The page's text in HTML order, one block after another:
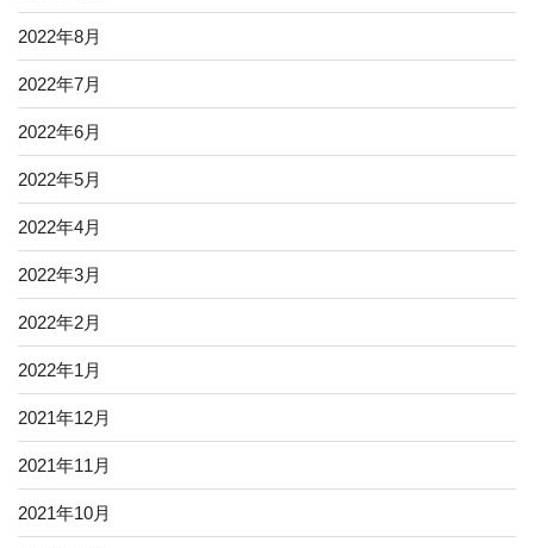
2022年8月
2022年7月
2022年6月
2022年5月
2022年4月
2022年3月
2022年2月
2022年1月
2021年12月
2021年11月
2021年10月